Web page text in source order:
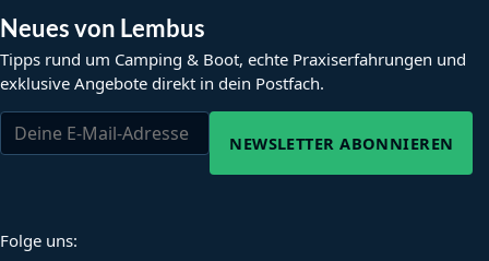
Neues von Lembus
Tipps rund um Camping & Boot, echte Praxiserfahrungen und
exklusive Angebote direkt in dein Postfach.
NEWSLETTER ABONNIEREN
Folge uns: